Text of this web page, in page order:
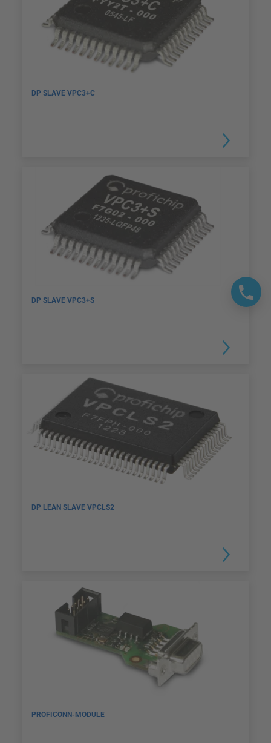
DP SLAVE VPC3+C
DP SLAVE VPC3+S
DP LEAN SLAVE VPCLS2
PROFICONN-MODULE